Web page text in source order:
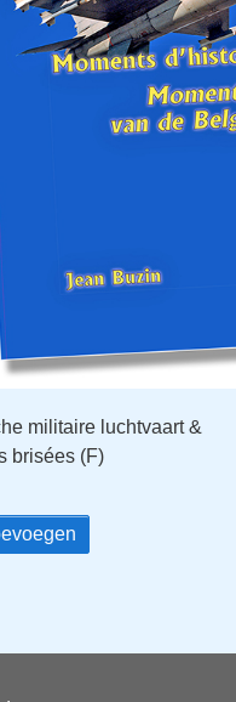
militaire luchtvaart &
brisées (F)